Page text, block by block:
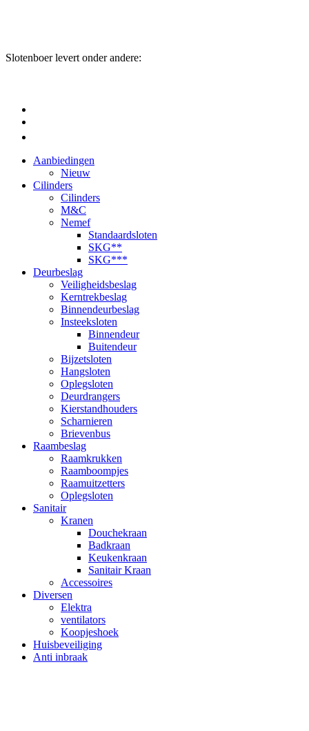
Slotenboer levert onder andere:
Aanbiedingen
Nieuw
Cilinders
Cilinders
M&C
Nemef
Standaardsloten
SKG**
SKG***
Deurbeslag
Veiligheidsbeslag
Kerntrekbeslag
Binnendeurbeslag
Insteeksloten
Binnendeur
Buitendeur
Bijzetsloten
Hangsloten
Oplegsloten
Deurdrangers
Kierstandhouders
Scharnieren
Brievenbus
Raambeslag
Raamkrukken
Raamboompjes
Raamuitzetters
Oplegsloten
Sanitair
Kranen
Douchekraan
Badkraan
Keukenkraan
Sanitair Kraan
Accessoires
Diversen
Elektra
ventilators
Koopjeshoek
Huisbeveiliging
Anti inbraak